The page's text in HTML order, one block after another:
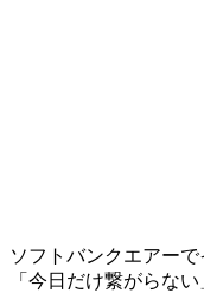
ソフトバンクエアー
「今日だけ繋がらな